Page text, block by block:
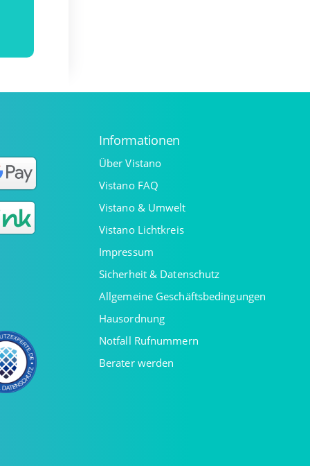
Informationen
Über Vistano
Vistano FAQ
Vistano & Umwelt
Vistano Lichtkreis
Impressum
Sicherheit & Datenschutz
Allgemeine Geschäftsbedingungen
Hausordnung
Notfall Rufnummern
Berater werden